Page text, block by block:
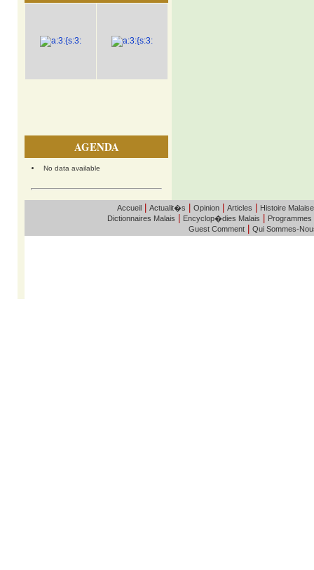
AGENDA
No data available
Accueil| Actualit�s Opinion| Articles Histoire Malaise
Dictionnaires Malais Encyclop�dies Malais Programmes
Guest Comment Qui Sommes-